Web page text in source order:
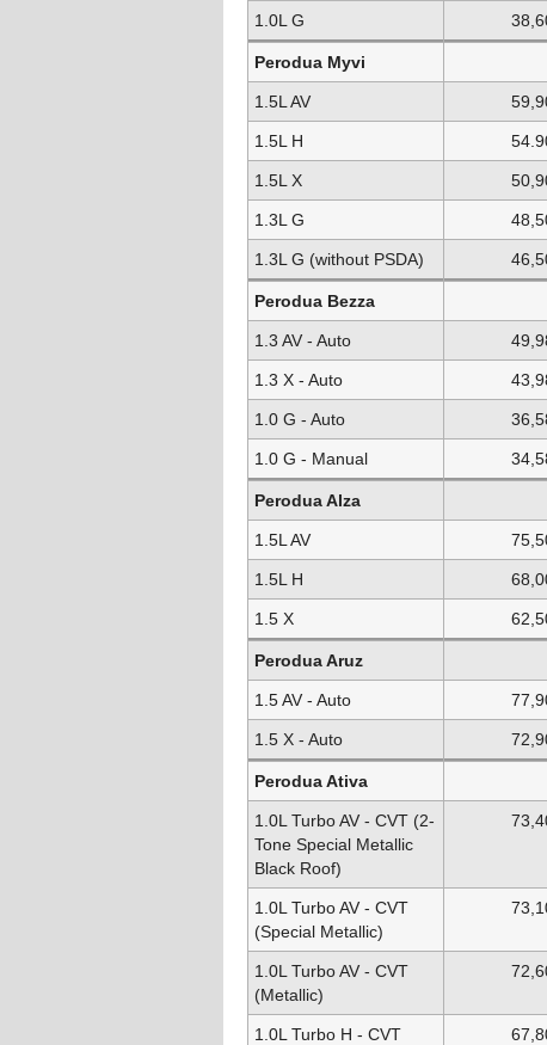
1.0L G
Perodua Myvi
1.5L AV
1.5L H
1.5L X
1.3L G
1.3L G (without PSDA)
Perodua Bezza
1.3 AV - Auto
1.3 X - Auto
1.0 G - Auto
1.0 G - Manual
Perodua Alza
1.5L AV
1.5L H
1.5 X
Perodua Aruz
1.5 AV - Auto
1.5 X - Auto
Perodua Ativa
1.0L Turbo AV - CVT (2-
Tone Special Metallic
Black Roof)
1.0L Turbo AV - CVT
(Special Metallic)
1.0L Turbo AV - CVT
(Metallic)
1.0L Turbo H - CVT